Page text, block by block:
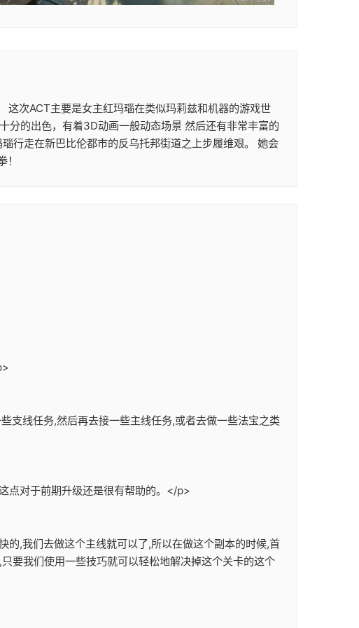
次ACT主要是女主红玛瑙在类似玛莉兹和机器的游戏世
分的出色，有着3D动画一般动态场景 然后还有非常丰富的
行走在新巴比伦都市的反乌托邦街道之上步履维艰。 她会
支线任务,然后再去接一些主线任务,或者去做一些法宝之类
点对于前期升级还是很有帮助的。</p>
,我们去做这个主线就可以了,所以在做这个副本的时候,首
要我们使用一些技巧就可以轻松地解决掉这个关卡的这个